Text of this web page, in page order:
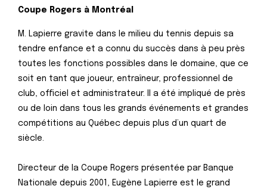
Coupe Rogers à Montréal
M. Lapierre gravite dans le milieu du tennis depuis sa
tendre enfance et a connu du succès dans à peu près
toutes les fonctions possibles dans le domaine, que ce
soit en tant que joueur, entraîneur, professionnel de
club, officiel et administrateur. Il a été impliqué de près
ou de loin dans tous les grands événements et grandes
compétitions au Québec depuis plus d’un quart de
siècle.
Directeur de la Coupe Rogers présentée par Banque
Nationale depuis 2001, Eugène Lapierre est le grand